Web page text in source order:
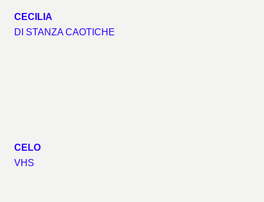
CECILIA
DI STANZA CAOTICHE
CELO
VHS